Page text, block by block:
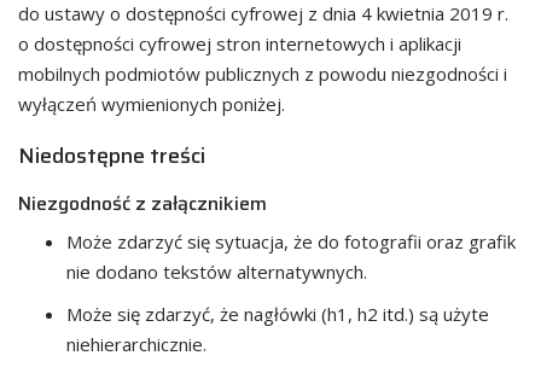
do ustawy o dostępności cyfrowej z dnia 4 kwietnia 2019 r.
o dostępności cyfrowej stron internetowych i aplikacji
mobilnych podmiotów publicznych z powodu niezgodności i
wyłączeń wymienionych poniżej.
Niedostępne treści
Niezgodność z załącznikiem
Może zdarzyć się sytuacja, że do fotografii oraz grafik
nie dodano tekstów alternatywnych.
Może się zdarzyć, że nagłówki (h1, h2 itd.) są użyte
niehierarchicznie.